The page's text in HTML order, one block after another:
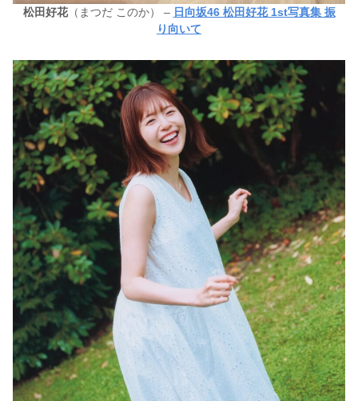
松田好花（まつだ このか） – 日向坂46 松田好花 1st写真集 振
り向いて